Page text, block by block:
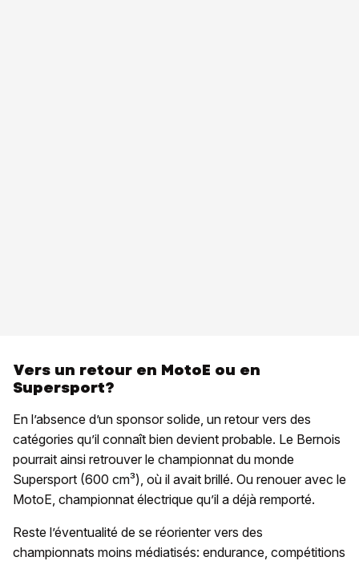
Vers un retour en MotoE ou en
Supersport?
En l’absence d’un sponsor solide, un retour vers des
catégories qu’il connaît bien devient probable. Le Bernois
pourrait ainsi retrouver le championnat du monde
Supersport (600 cm³), où il avait brillé. Ou renouer avec le
MotoE, championnat électrique qu’il a déjà remporté.
Reste l’éventualité de se réorienter vers des
championnats moins médiatisés: endurance, compétitions